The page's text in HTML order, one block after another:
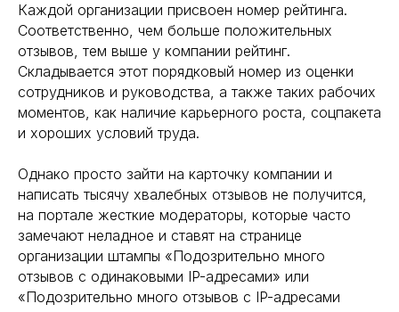
Каждой организации присвоен номер рейтинга.
Соответственно, чем больше положительных
отзывов, тем выше у компании рейтинг.
Складывается этот порядковый номер из оценки
сотрудников и руководства, а также таких рабочих
моментов, как наличие карьерного роста, соцпакета
и хороших условий труда.
Однако просто зайти на карточку компании и
написать тысячу хвалебных отзывов не получится,
на портале жесткие модераторы, которые часто
замечают неладное и ставят на странице
организации штампы «Подозрительно много
отзывов с одинаковыми IP-адресами» или
«Подозрительно много отзывов с IP-адресами